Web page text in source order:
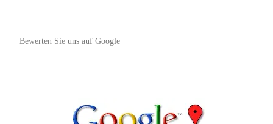
Bewerten Sie uns auf Google